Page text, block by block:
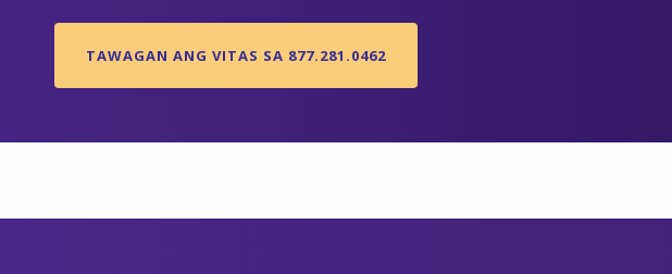
TAWAGAN ANG VITAS SA 877.281.0462